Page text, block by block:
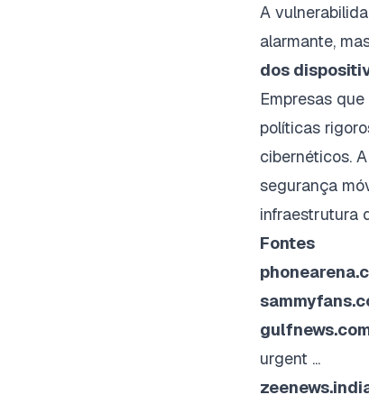
A
alarmante,
dos
Empresas
políticas
cibernéticos. A
segurança
infraestrutura
Fontes
urgent ...